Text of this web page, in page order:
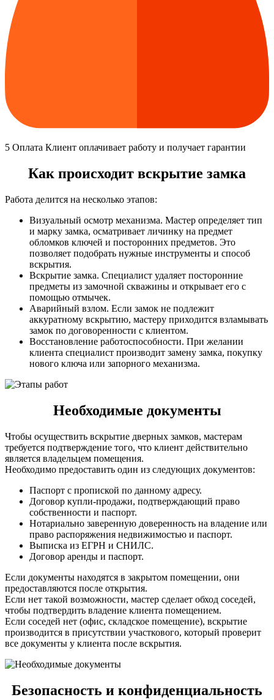
5 Оплата Клиент оплачивает работу и получает гарантии
Как происходит вскрытие замка
Работа делится на несколько этапов:
Визуальный осмотр механизма. Мастер определяет тип
и марку замка, осматривает личинку на предмет
обломков ключей и посторонних предметов. Это
позволяет подобрать нужные инструменты и способ
вскрытия.
Вскрытие замка. Специалист удаляет посторонние
предметы из замочной скважины и открывает его с
помощью отмычек.
Аварийный взлом. Если замок не подлежит
аккуратному вскрытию, мастеру приходится взламывать
замок по договоренности с клиентом.
Восстановление работоспособности. При желании
клиента специалист производит замену замка, покупку
нового ключа или запорного механизма.
Необходимые документы
Чтобы осуществить вскрытие дверных замков, мастерам
требуется подтверждение того, что клиент действительно
является владельцем помещения.
Необходимо предоставить один из следующих документов:
Паспорт с пропиской по данному адресу.
Договор купли-продажи, подтверждающий право
собственности и паспорт.
Нотариально заверенную доверенность на владение или
право распоряжения недвижимостью и паспорт.
Выписка из ЕГРН и СНИЛС.
Договор аренды и паспорт.
Если документы находятся в закрытом помещении, они
предоставляются после открытия.
Если нет такой возможности, мастер сделает обход соседей,
чтобы подтвердить владение клиента помещением.
Если соседей нет (офис, складское помещение), вскрытие
производится в присутствии участкового, который проверит
все документы у клиента после вскрытия.
Безопасность и конфиденциальность